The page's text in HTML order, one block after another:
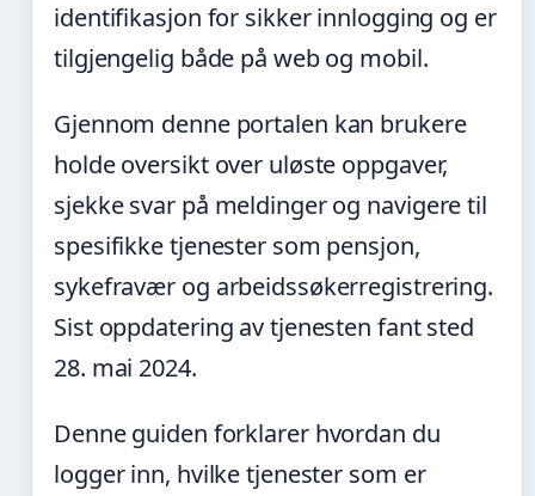
identifikasjon for sikker innlogging og er
tilgjengelig både på web og mobil.
Gjennom denne portalen kan brukere
holde oversikt over uløste oppgaver,
sjekke svar på meldinger og navigere til
spesifikke tjenester som pensjon,
sykefravær og arbeidssøkerregistrering.
Sist oppdatering av tjenesten fant sted
28. mai 2024.
Denne guiden forklarer hvordan du
logger inn, hvilke tjenester som er